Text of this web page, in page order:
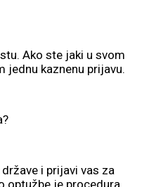
Ako ste jaki u svom
jednu kaznenu prijavu.
i prijavi vas za
optužbe je procedura.